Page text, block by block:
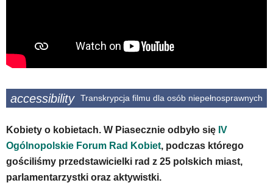
znajduje
się
pod
tą
Strona
nie
została
wyposażona
accessibility Transkrypcja filmu dla osób niepełnosprawnych
Kobiety o kobietach. W Piasecznie odbyło się IV
Ogólnopolskie Forum Rad Kobiet, podczas którego
gościliśmy przedstawicielki rad z 25 polskich miast,
parlamentarzystki oraz aktywistki.